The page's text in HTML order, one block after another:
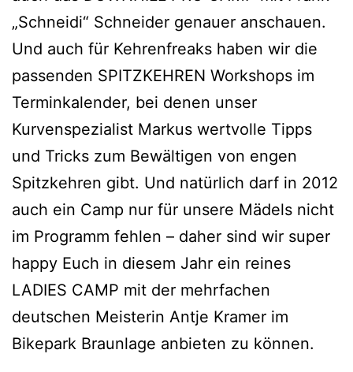
„Schneidi“ Schneider genauer anschauen.
Und auch für Kehrenfreaks haben wir die
passenden SPITZKEHREN Workshops im
Terminkalender, bei denen unser
Kurvenspezialist Markus wertvolle Tipps
und Tricks zum Bewältigen von engen
Spitzkehren gibt. Und natürlich darf in 2012
auch ein Camp nur für unsere Mädels nicht
im Programm fehlen – daher sind wir super
happy Euch in diesem Jahr ein reines
LADIES CAMP mit der mehrfachen
deutschen Meisterin Antje Kramer im
Bikepark Braunlage anbieten zu können.